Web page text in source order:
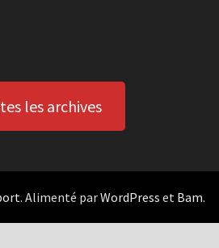
les archives
. Alimenté parWordPress et Bam.